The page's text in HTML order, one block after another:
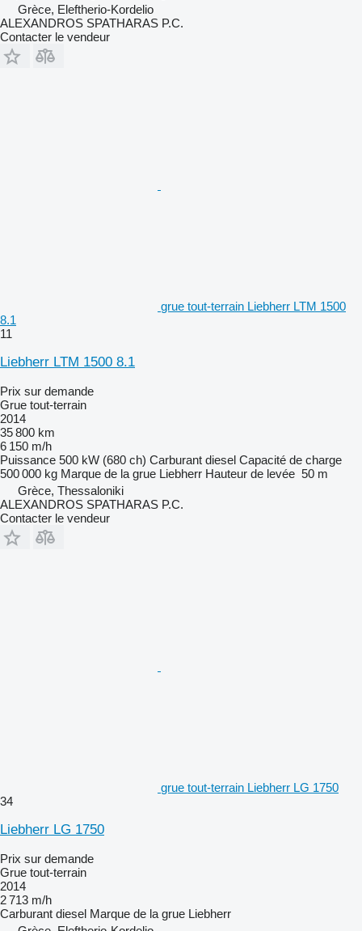
Grèce, Eleftherio-Kordelio
ALEXANDROS SPATHARAS P.C.
Contacter le vendeur
grue tout-terrain Liebherr LTM 1500
8.1
11
Liebherr LTM 1500 8.1
Prix sur demande
Grue tout-terrain
2014
35 800 km
6 150 m/h
Puissance 500 kW (680 ch) Carburant diesel Capacité de charge
500 000 kg Marque de la grue Liebherr Hauteur de levée 50 m
Grèce, Thessaloniki
ALEXANDROS SPATHARAS P.C.
Contacter le vendeur
grue tout-terrain Liebherr LG 1750
34
Liebherr LG 1750
Prix sur demande
Grue tout-terrain
2014
2 713 m/h
Carburant diesel Marque de la grue Liebherr